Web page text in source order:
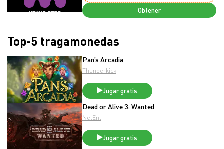
Obtener
Top-5 tragamonedas
Pan’s Arcadia
Thunderkick
Jugar gratis
Dead or Alive 3: Wanted
NetEnt
Jugar gratis